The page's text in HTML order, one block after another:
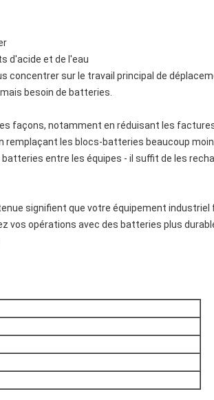
d'acide et de l'eau
sur le travail principal de
besoin de batteries.
façons, notamment en réduisant les
les blocs-batteries beaucoup
entre les équipes - il suffit de les
signifient que votre équipement industriel
vos opérations avec des batteries plus